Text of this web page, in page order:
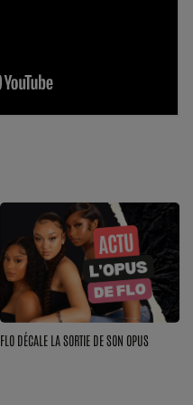
FLO DÉCALE LA SORTIE DE SON OPUS